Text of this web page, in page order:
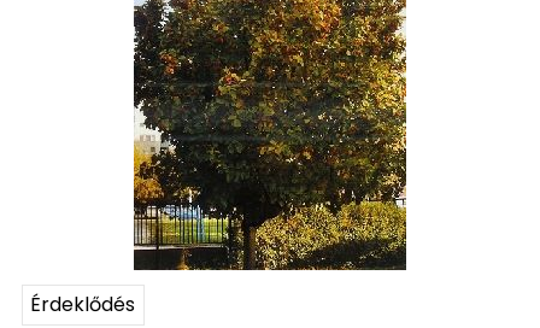
Érdeklődés